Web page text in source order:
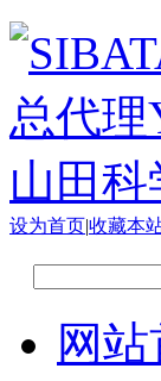
设为首页|收藏本
网站